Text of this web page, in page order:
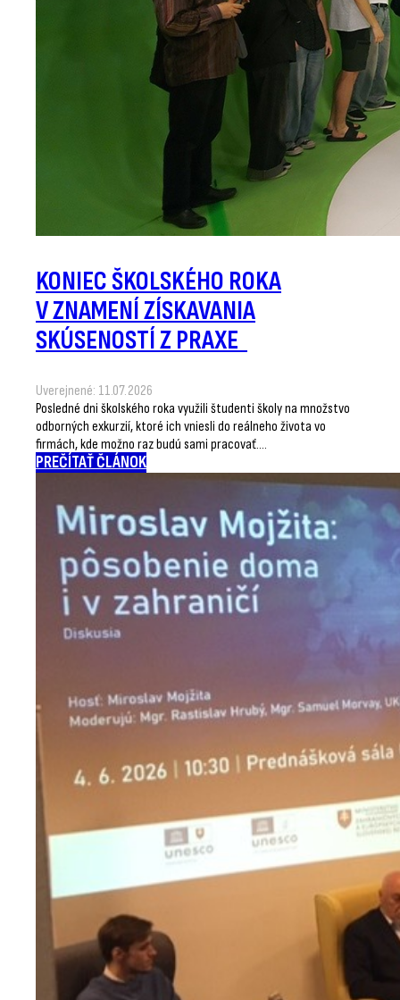
KONIEC ŠKOLSKÉHO ROKA
V ZNAMENÍ ZÍSKAVANIA
SKÚSENOSTÍ Z PRAXE
Uverejnené: 11.07.2026
Posledné dni školského roka využili študenti školy na množstvo
odborných exkurzií, ktoré ich vniesli do reálneho života vo
firmách, kde možno raz budú sami pracovať.…
PREČÍTAŤ ČLÁNOK